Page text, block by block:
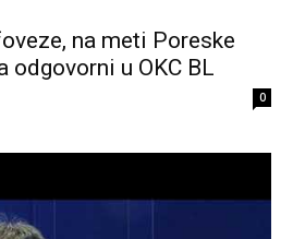
na meti Poreske
odgovorni u OKC BL
0